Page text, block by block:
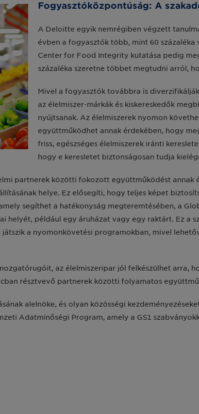
Fogyasztóközpontúság: A
A Deloitte egyik nemrégiben végzett
évben a fogyasztók több, mint 60
Center for Food Integrity kutatása pedig
százaléka szeretne többet megtudni arról,
Mivel a fogyasztók továbbra is
az élelmiszer-márkák és kiskereskedők
nyújtsanak. Az élelmiszerek nyomon
együttműködhet annak érdekében, hogy
friss, egészséges élelmiszerek iránti
hogy e keresletet biztonságosan tudja
partnerek közötti fokozott együttműködést annak
helye. Ez elősegíti, hogy teljes képet
segíthet a hatékonyság megteremtésében, a
helyét, például egy áruházat vagy egy raktárt. Ez a
a nyomonkövetési programokban, mivel
az élelmiszeripar jól felkészülhet arra,
résztvevő partnerek közötti folyamatos
alelnöke, és olyan közösségi
Adatminőségi Program, amely a GS1